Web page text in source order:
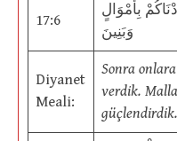
17:6
بِأَمْوَالٍ
وَبَنِينَ
Diyanet
Meali:
Sonra
verdik.